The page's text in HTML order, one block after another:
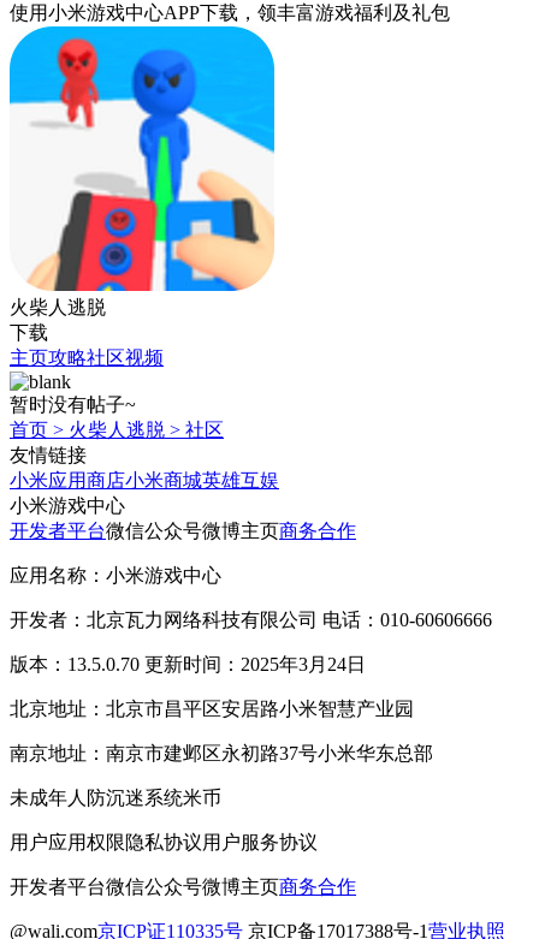
使用小米游戏中心APP下载 ，领丰富游戏福利 及礼包
火柴人逃脱
下载
主页攻略社区视频
暂时没有帖子~
首页 > 火柴人逃脱 > 社区
友情链接
小米应用商店小米商城英雄互娱
小米游戏中心
开发者平台微信公众号微博主页商务合作
应用名称：小米游戏中心
开发者：北京瓦力网络科技有限公司 电话：010-60606666
版本：13.5.0.70 更新时间：2025年3月24日
北京地址：北京市昌平区安居路小米智慧产业园
南京地址：南京市建邺区永初路37号小米华东总部
未成年人防沉迷系统米币
用户应用权限隐私协议用户服务协议
开发者平台微信公众号微博主页商务合作
@wali.com京ICP证110335号 京ICP备17017388号-1营业执照